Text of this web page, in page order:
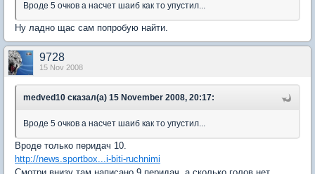
Вроде 5 очков а насчет шаиб как то упустил...
Ну ладно щас сам попробую найти.
9728
15 Nov 2008
medved10 сказал(а) 15 November 2008, 20:17:
Вроде 5 очков а насчет шаиб как то упустил...
Вроде только перидач 10.
http://news.sportbox...i-biti-ruchnimi